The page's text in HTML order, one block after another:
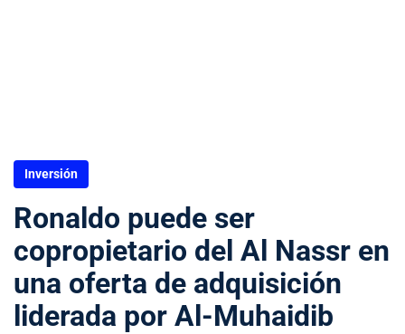
Inversión
Ronaldo puede ser
copropietario del Al Nassr en
una oferta de adquisición
liderada por Al-Muhaidib